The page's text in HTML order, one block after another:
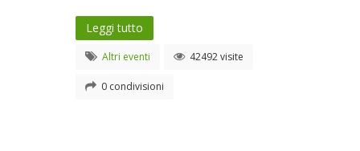
Leggi tutto
Altri eventi 42492 visite
0 condivisioni